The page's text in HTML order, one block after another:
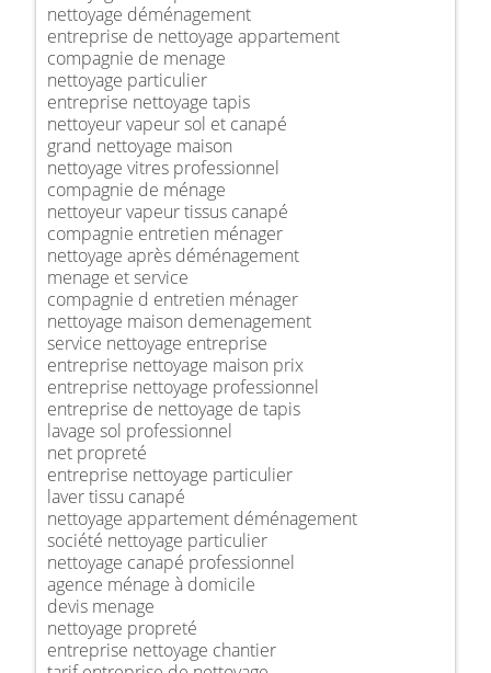
nettoyage déménagement
entreprise de nettoyage appartement
compagnie de menage
nettoyage particulier
entreprise nettoyage tapis
nettoyeur vapeur sol et canapé
grand nettoyage maison
nettoyage vitres professionnel
compagnie de ménage
nettoyeur vapeur tissus canapé
compagnie entretien ménager
nettoyage après déménagement
menage et service
compagnie d entretien ménager
nettoyage maison demenagement
service nettoyage entreprise
entreprise nettoyage maison prix
entreprise nettoyage professionnel
entreprise de nettoyage de tapis
lavage sol professionnel
net propreté
entreprise nettoyage particulier
laver tissu canapé
nettoyage appartement déménagement
société nettoyage particulier
nettoyage canapé professionnel
agence ménage à domicile
devis menage
nettoyage propreté
entreprise nettoyage chantier